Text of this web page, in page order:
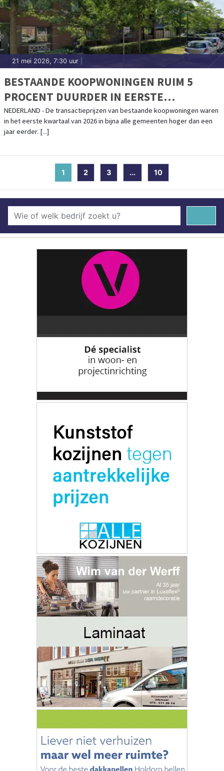
21 mei 2026, 7:30 uur
BESTAANDE KOOPWONINGEN RUIM 5
PROCENT DUURDER IN EERSTE
KWARTAAL
NEDERLAND - De transactieprijzen van bestaande koopwoningen waren
in het eerste kwartaal van 2026 in bijna alle gemeenten hoger dan een
jaar eerder. [...]
1 (current)
2 3 ... 10